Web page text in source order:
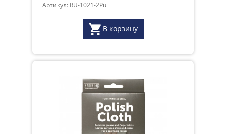
Артикул: RU-1021-2Pu
В корзину